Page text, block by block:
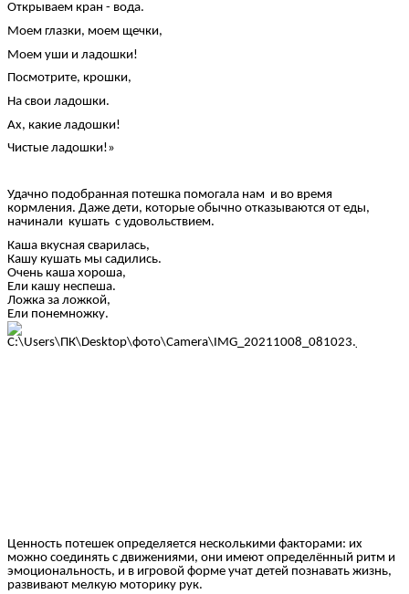
Открываем кран - вода.
Моем глазки, моем щечки,
Моем уши и ладошки!
Посмотрите, крошки,
На свои ладошки.
Ах, какие ладошки!
Чистые ладошки!»
Удачно подобранная потешка помогала нам и во время
кормления. Даже дети, которые обычно отказываются от еды,
начинали кушать с удовольствием.
Каша вкусная сварилась,
Кашу кушать мы садились.
Очень каша хороша,
Ели кашу неспеша.
Ложка за ложкой,
Ели понемножку.
Ценность потешек определяется несколькими факторами: их
можно соединять с движениями, они имеют определённый ритм и
эмоциональность, и в игровой форме учат детей познавать жизнь,
развивают мелкую моторику рук.